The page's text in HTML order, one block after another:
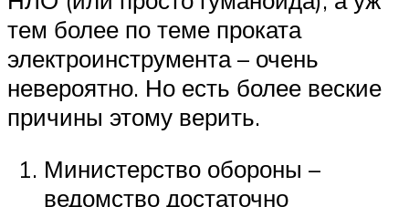
тем более по теме проката
электроинструмента – очень
невероятно. Но есть более веские
причины этому верить.
Министерство обороны –
ведомство достаточно